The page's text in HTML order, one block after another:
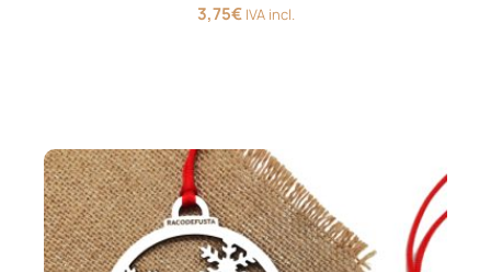
3,75€ IVA incl.